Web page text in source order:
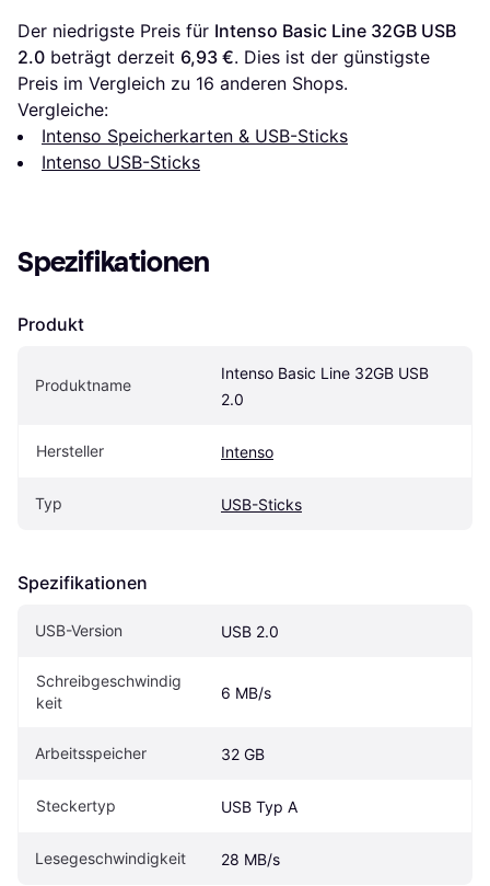
Der niedrigste Preis für Intenso Basic Line 32GB USB
2.0 beträgt derzeit 6,93 €. Dies ist der günstigste
Preis im Vergleich zu 16 anderen Shops.
Vergleiche:
Intenso Speicherkarten & USB-Sticks
Intenso USB-Sticks
Spezifikationen
Produkt
Produktname
Intenso Basic Line 32GB USB
2.0
Hersteller Intenso
Typ USB-Sticks
Spezifikationen
USB-Version USB 2.0
Schreibgeschwindig
keit
6 MB/s
Arbeitsspeicher 32 GB
Steckertyp USB Typ A
Lesegeschwindigkeit 28 MB/s